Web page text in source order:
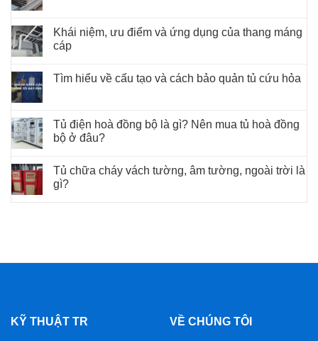
Khái niệm, ưu điểm và ứng dụng của thang máng
cáp
Tìm hiểu về cấu tạo và cách bảo quản tủ cứu hỏa
Tủ điện hoà đồng bộ là gì? Nên mua tủ hoà đồng
bộ ở đâu?
Tủ chữa cháy vách tường, âm tường, ngoài trời là
gì?
KỸ THUẬT TR VỀ CHÚNG TÔI